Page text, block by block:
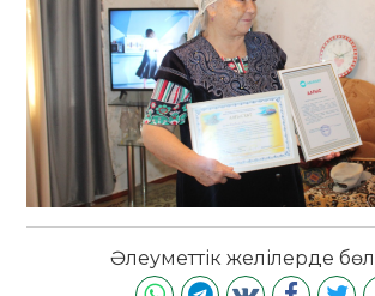
Әлеуметтік желілерде